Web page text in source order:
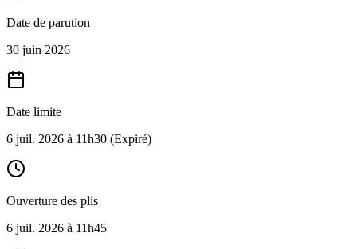
Date de parution
30 juin 2026
Date limite
6 juil. 2026 à 11h30 (Expiré)
Ouverture des plis
6 juil. 2026 à 11h45